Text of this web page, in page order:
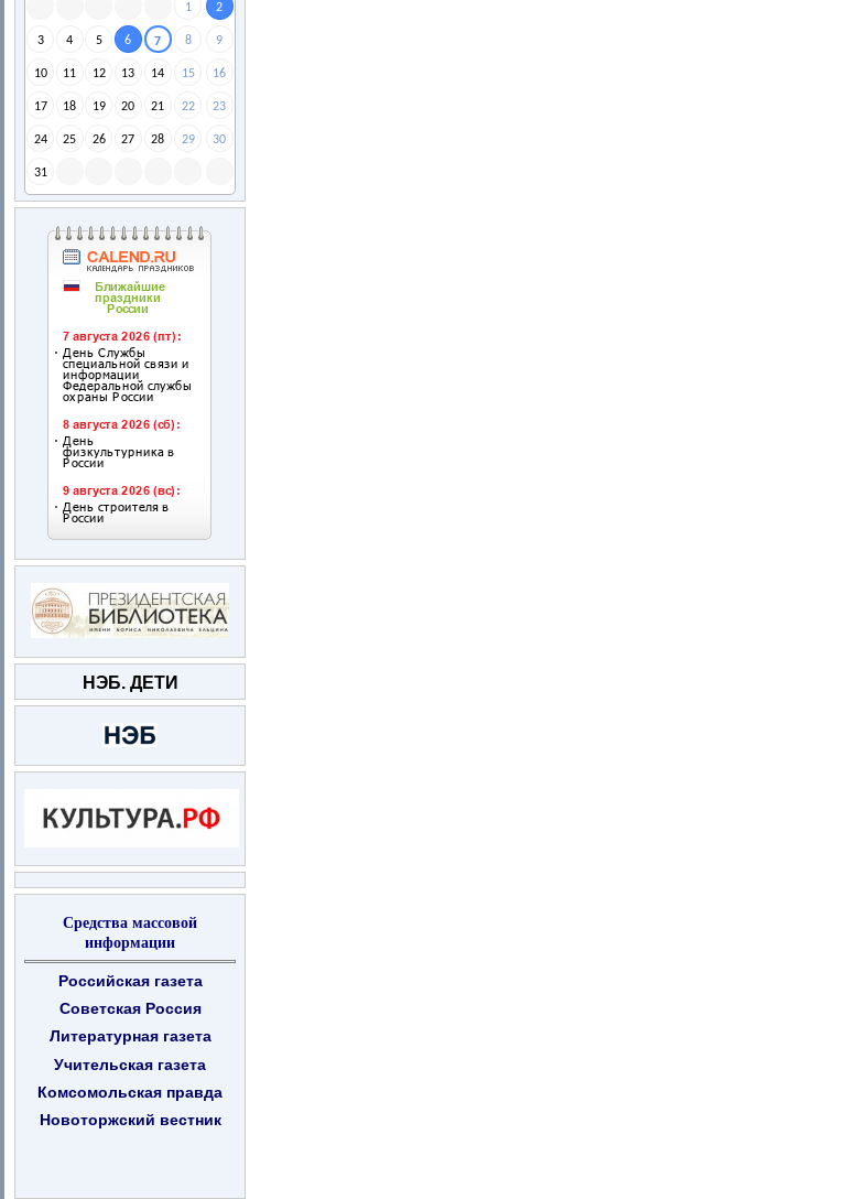
1 2
3 4 5 6 7 8 9
10 11 12 13 14 15 16
17 18 19 20 21 22 23
24 25 26 27 28 29 30
31
НЭБ. ДЕТИ
Средства массовой
информации
Российская газета
Советская Россия
Литературная газета
Учительская газета
Комсомольская правда
Новоторжский вестник